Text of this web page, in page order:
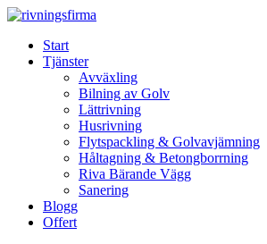
Skip
contentStart
Tjänster
Avväxling
Bilning av Golv
Lättrivning
Husrivning
Flytspackling & Golvavjämning
Håltagning & Betongborrning
Riva Bärande Vägg
Sanering
Blogg
Offert